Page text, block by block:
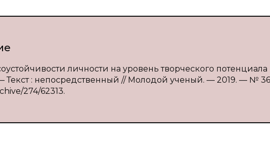
личности на уровень творческого потенциала
Текст : непосредственный // Молодой ученый. — 2019. — № 36
274/62313.